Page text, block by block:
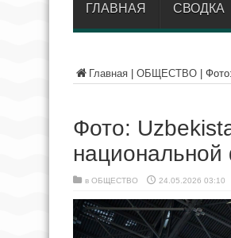
ГЛАВНАЯ СВОДКА
Главная ОБЩЕСТВО
Фото:
в ОБЩЕСТВО 24.05.2026 03:10